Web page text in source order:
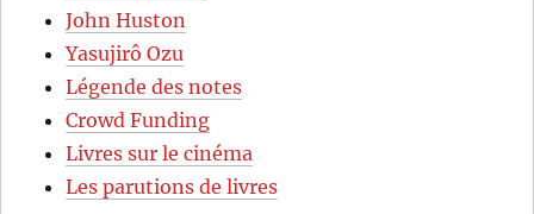
John Huston
Yasujirô Ozu
Légende des notes
Crowd Funding
Livres sur le cinéma
Les parutions de livres